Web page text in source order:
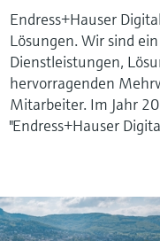
Endress+Hauser
Lösungen. Wir sind
Dienstleistungen,
hervorragenden
Mitarbeiter. Im Jahr
"Endress+Hauser